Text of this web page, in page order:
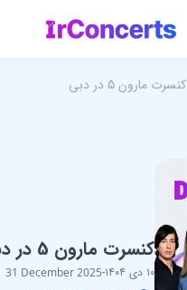
کنسرت مارون 5 در دبی
کنسرت مارون 5 در دبی
۱۰ دی ۱۴۰۴ -
31 December 2025